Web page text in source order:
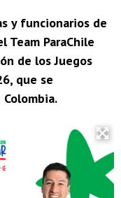
y funcionarios de
Team ParaChile
de los Juegos
que se